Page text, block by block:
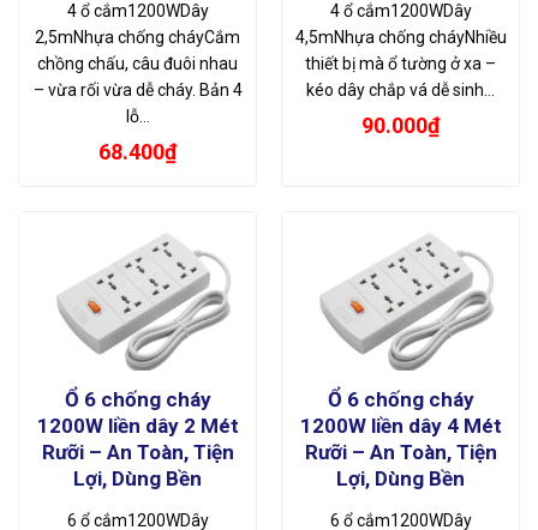
4 ổ cắm1200WDây
2,5mNhựa chống cháyCắm
chồng chấu, câu đuôi nhau
– vừa rối vừa dễ cháy. Bản 4
lỗ…
68.400₫
4 ổ cắm1200WDây
4,5mNhựa chống cháyNhiều
thiết bị mà ổ tường ở xa –
kéo dây chắp vá dễ sinh…
90.000₫
Ổ 6 chống cháy
1200W liền dây 2 Mét
Rưỡi – An Toàn, Tiện
Lợi, Dùng Bền
6 ổ cắm1200WDây
Ổ 6 chống cháy
1200W liền dây 4 Mét
Rưỡi – An Toàn, Tiện
Lợi, Dùng Bền
6 ổ cắm1200WDây